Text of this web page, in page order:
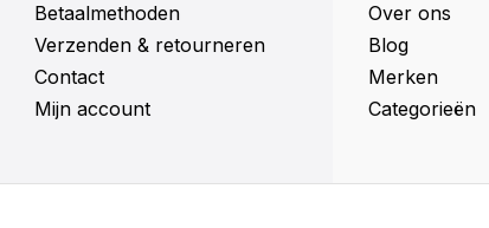
Betaalmethoden
Verzenden & retourneren
Contact
Mijn account
Over ons
Blog
Merken
Categorieën